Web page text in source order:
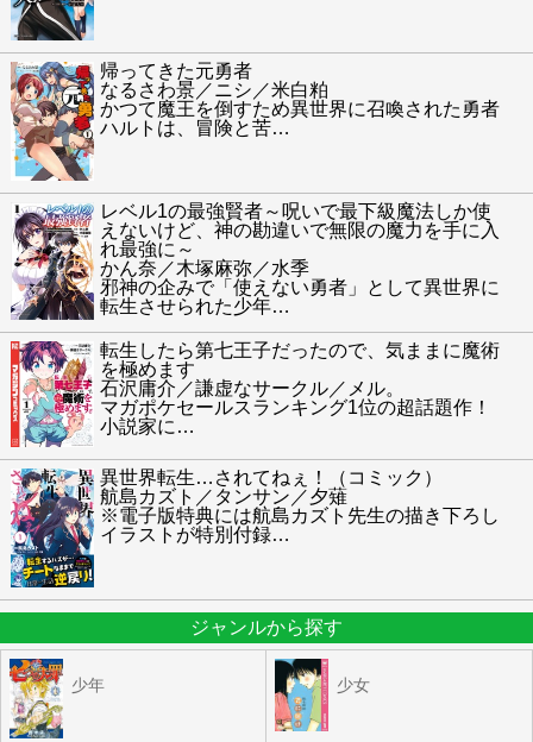
帰ってきた元勇者
なるさわ景／ニシ／米白粕
かつて魔王を倒すため異世界に召喚された勇者
ハルトは、冒険と苦…
レベル1の最強賢者～呪いで最下級魔法しか使
えないけど、神の勘違いで無限の魔力を手に入
れ最強に～
かん奈／木塚麻弥／水季
邪神の企みで「使えない勇者」として異世界に
転生させられた少年…
転生したら第七王子だったので、気ままに魔術
を極めます
石沢庸介／謙虚なサークル／メル。
マガポケセールスランキング1位の超話題作！
小説家に …
異世界転生…されてねぇ！（コミック）
航島カズト／タンサン／夕薙
※電子版特典には航島カズト先生の描き下ろし
イラストが特別付録…
ジャンルから探す
少年 少女